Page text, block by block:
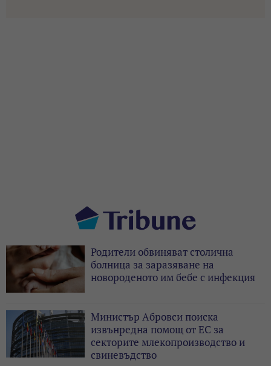
Родители обвиняват столична
болница за заразяване на
новороденото им бебе с инфекция
Министър Абровси поиска
извънредна помощ от ЕС за
секторите млекопроизводство и
свиневъдство